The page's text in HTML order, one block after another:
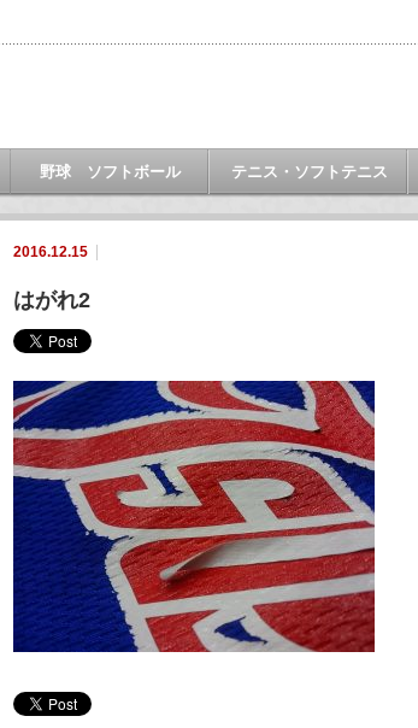
野球 ソフトボール テニス・ソフトテニス
2016.12.15
はがれ2